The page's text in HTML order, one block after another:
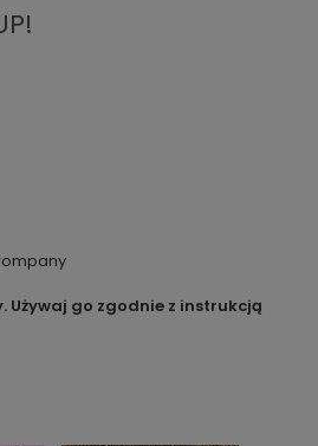
Używaj go zgodnie z instrukcją